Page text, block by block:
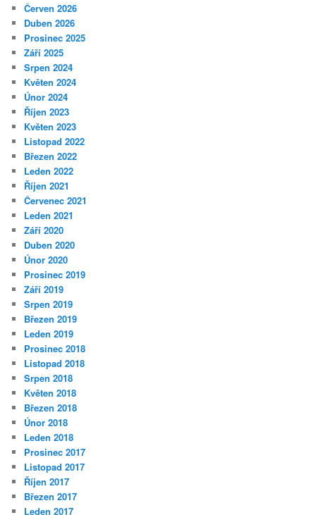
Červen 2026
Duben 2026
Prosinec 2025
Září 2025
Srpen 2024
Květen 2024
Únor 2024
Říjen 2023
Květen 2023
Listopad 2022
Březen 2022
Leden 2022
Říjen 2021
Červenec 2021
Leden 2021
Září 2020
Duben 2020
Únor 2020
Prosinec 2019
Září 2019
Srpen 2019
Březen 2019
Leden 2019
Prosinec 2018
Listopad 2018
Srpen 2018
Květen 2018
Březen 2018
Únor 2018
Leden 2018
Prosinec 2017
Listopad 2017
Říjen 2017
Březen 2017
Leden 2017